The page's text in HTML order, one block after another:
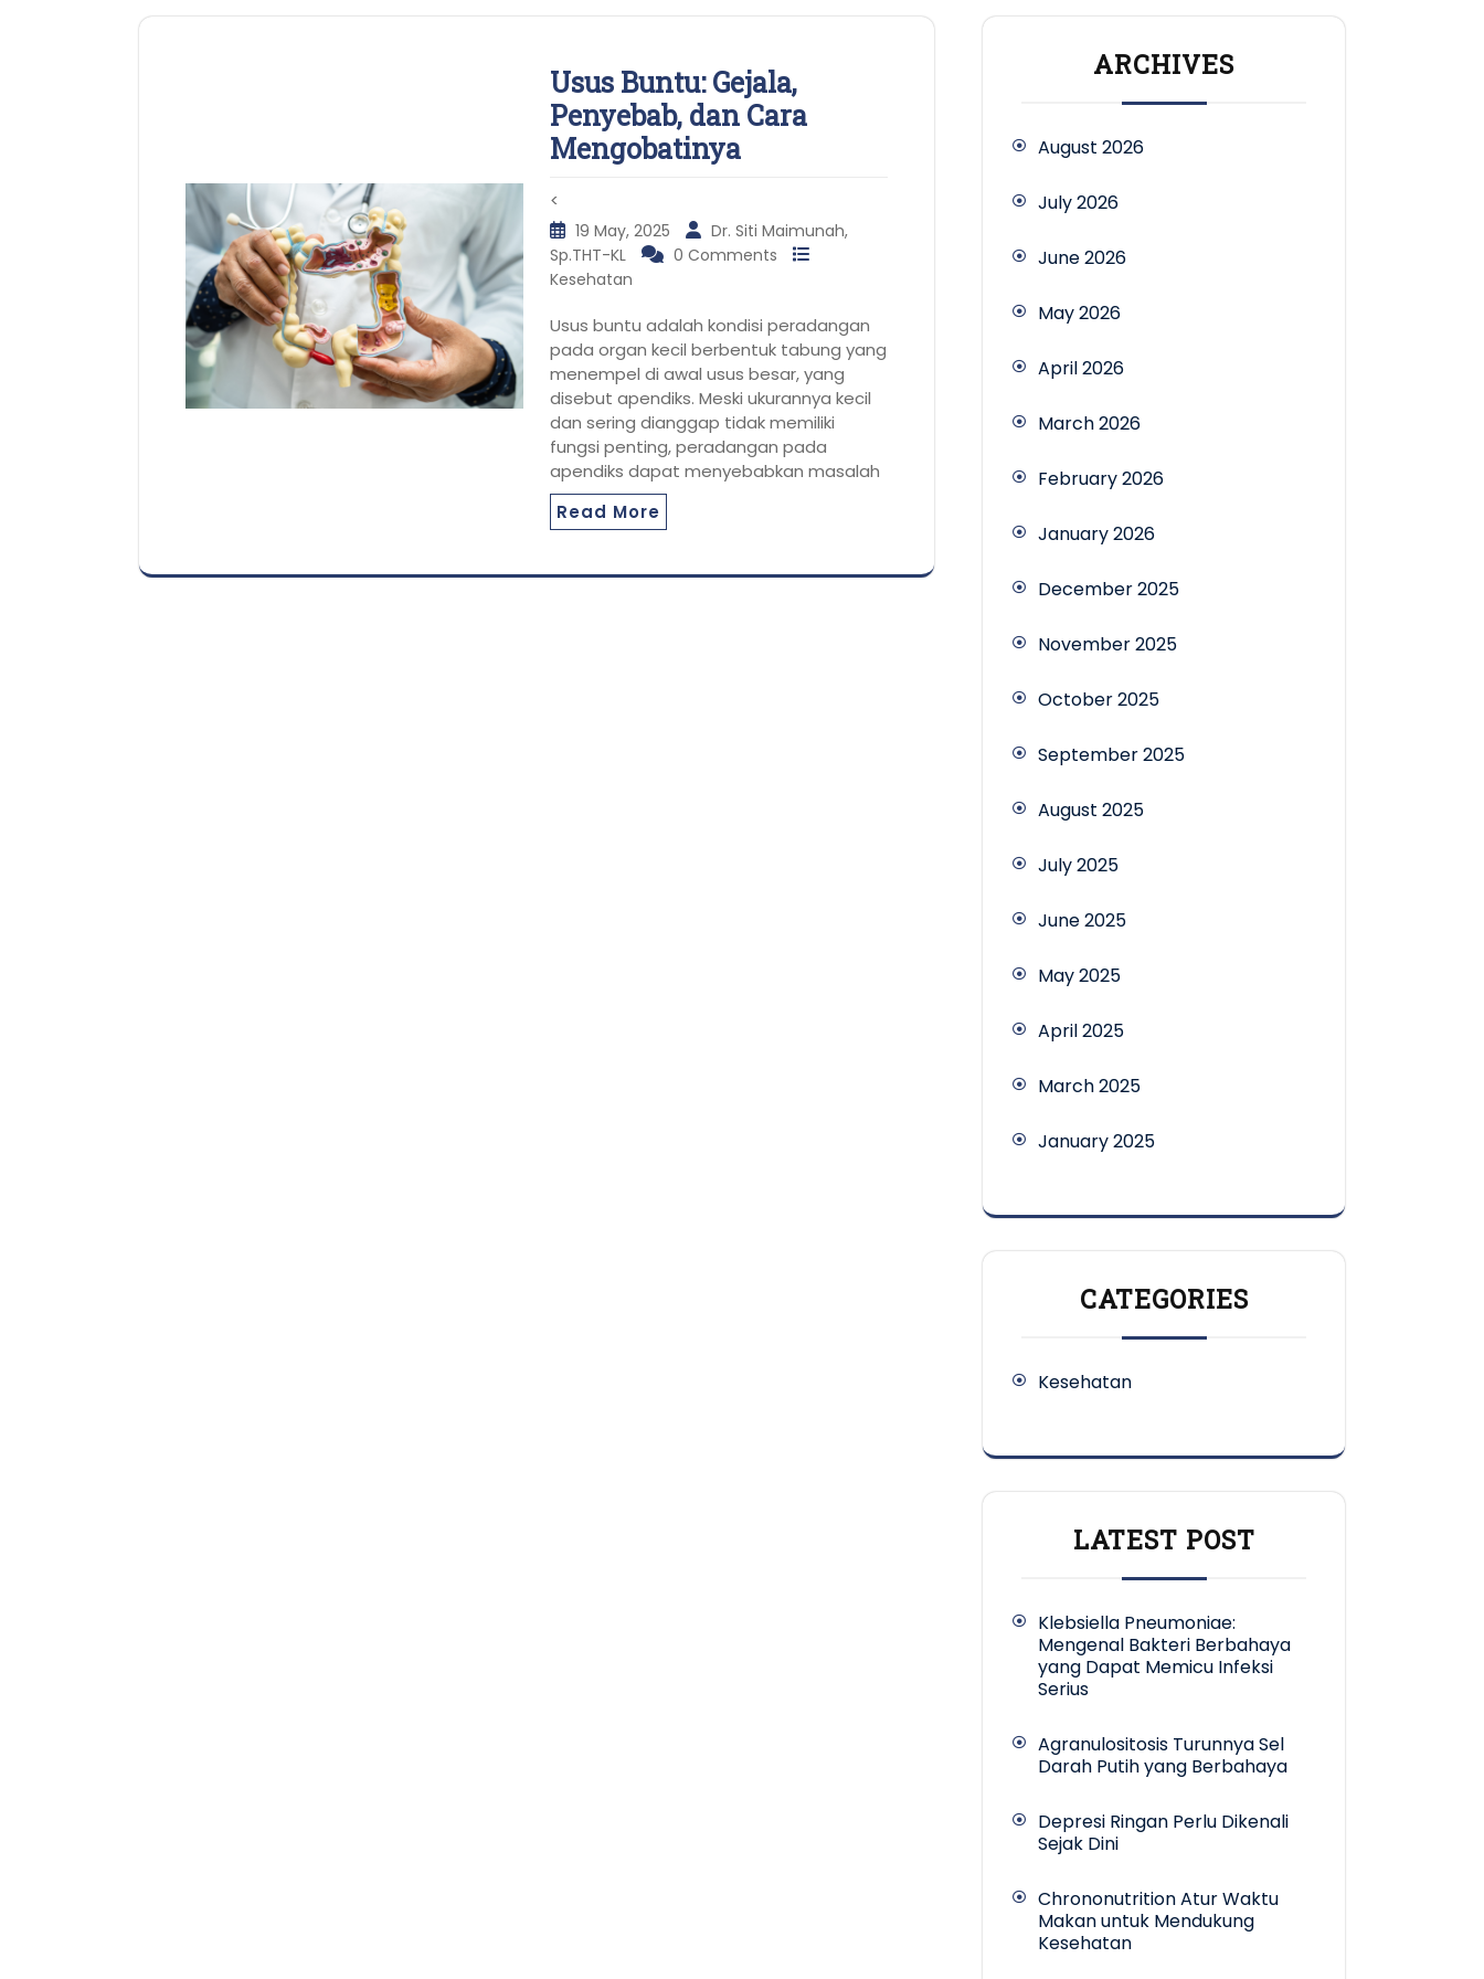
Usus Buntu: Gejala,
Penyebab, dan Cara
Mengobatinya
<
19 May, 2025
Dr. Siti Maimunah,
Sp.THT-KL
0 Comments
Kesehatan
Usus buntu adalah kondisi peradangan
pada organ kecil berbentuk tabung yang
menempel di awal usus besar, yang
disebut apendiks. Meski ukurannya kecil
dan sering dianggap tidak memiliki
fungsi penting, peradangan pada
apendiks dapat menyebabkan masalah
Read More
ARCHIVES
August 2026
July 2026
June 2026
May 2026
April 2026
March 2026
February 2026
January 2026
December 2025
November 2025
October 2025
September 2025
August 2025
July 2025
June 2025
May 2025
April 2025
March 2025
January 2025
CATEGORIES
Kesehatan
LATEST POST
Klebsiella Pneumoniae:
Mengenal Bakteri Berbahaya
yang Dapat Memicu Infeksi
Serius
Agranulositosis Turunnya Sel
Darah Putih yang Berbahaya
Depresi Ringan Perlu Dikenali
Sejak Dini
Chrononutrition Atur Waktu
Makan untuk Mendukung
Kesehatan